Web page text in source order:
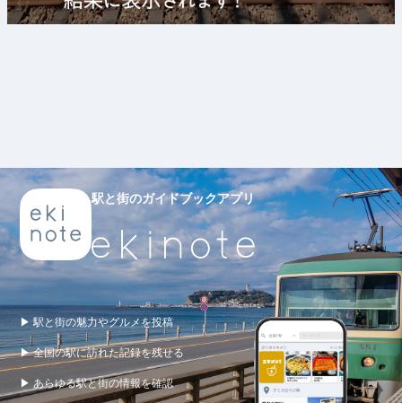
駅と街のガイドブックアプリ
▶ 駅と街の魅力やグルメを投稿
▶ 全国の駅に訪れた記録を残せる
▶ あらゆる駅と街の情報を確認